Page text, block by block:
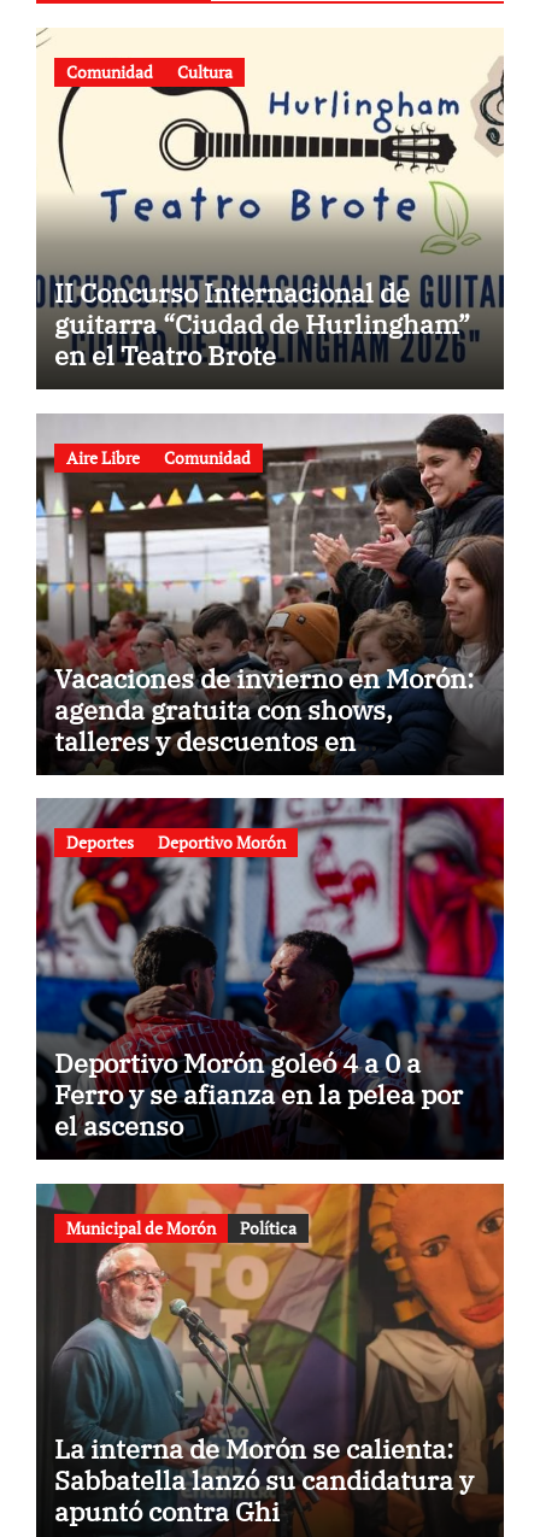
Comunidad Cultura
II Concurso Internacional de
guitarra “Ciudad de Hurlingham”
en el Teatro Brote
Aire Libre Comunidad
Vacaciones de invierno en Morón:
agenda gratuita con shows,
talleres y descuentos en
gastronomía
Deportes Deportivo Morón
Deportivo Morón goleó 4 a 0 a
Ferro y se afianza en la pelea por
el ascenso
Municipal de Morón Política
La interna de Morón se calienta:
Sabbatella lanzó su candidatura y
apuntó contra Ghi